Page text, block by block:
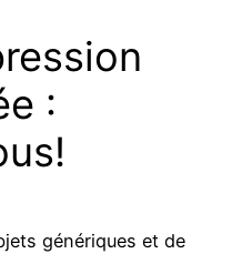
:
génériques et de